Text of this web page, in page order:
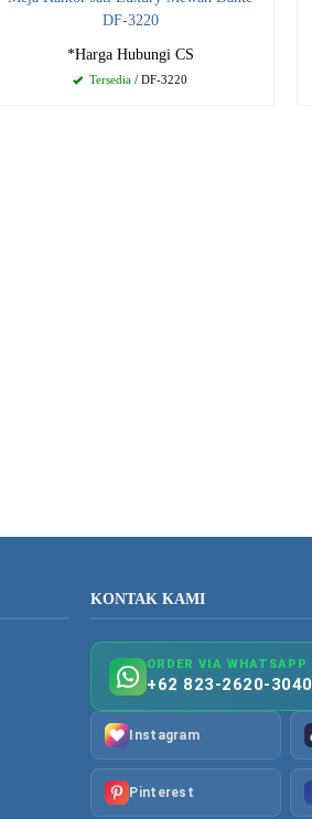
DF-3220
*Harga Hubungi CS
Tersedia / DF-3220
KONTAK KAMI
ORDER VIA WHATSAPP
+62 823-2620-3040
Instagram
Pinterest